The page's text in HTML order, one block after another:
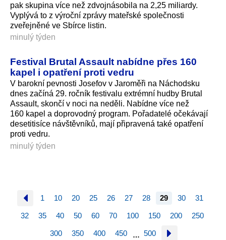
pak skupina více než zdvojnásobila na 2,25 miliardy.
Vyplývá to z výroční zprávy mateřské společnosti
zveřejněné ve Sbírce listin.
minulý týden
Festival Brutal Assault nabídne přes 160
kapel i opatření proti vedru
V barokní pevnosti Josefov v Jaroměři na Náchodsku
dnes začíná 29. ročník festivalu extrémní hudby Brutal
Assault, skončí v noci na neděli. Nabídne více než
160 kapel a doprovodný program. Pořadatelé očekávají
desetitisíce návštěvníků, mají připravená také opatření
proti vedru.
minulý týden
1 10 20 25 26 27 28 29 30 31
32 35 40 50 60 70 100 150 200 250
300 350 400 450 … 500